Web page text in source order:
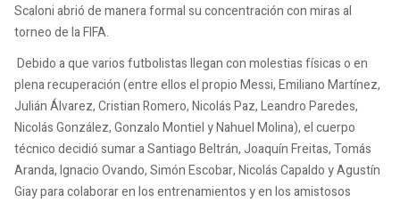
Scaloni abrió de manera formal su concentración con miras al
torneo de la FIFA.
Debido a que varios futbolistas llegan con molestias físicas o en
plena recuperación (entre ellos el propio Messi, Emiliano Martínez,
Julián Álvarez, Cristian Romero, Nicolás Paz, Leandro Paredes,
Nicolás González, Gonzalo Montiel y Nahuel Molina), el cuerpo
técnico decidió sumar a Santiago Beltrán, Joaquín Freitas, Tomás
Aranda, Ignacio Ovando, Simón Escobar, Nicolás Capaldo y Agustín
Giay para colaborar en los entrenamientos y en los amistosos